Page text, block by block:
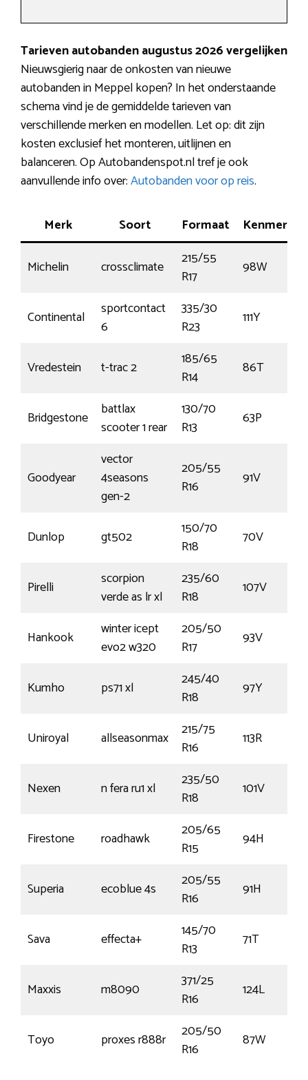
Tarieven autobanden augustus 2026 vergelijken
Nieuwsgierig naar de onkosten van nieuwe
autobanden in Meppel kopen? In het onderstaande
schema vind je de gemiddelde tarieven van
verschillende merken en modellen. Let op: dit zijn
kosten exclusief het monteren, uitlijnen en
balanceren. Op Autobandenspot.nl tref je ook
aanvullende info over:Autobanden voor op reis.
Merk Soort Formaat Kenmerk
Michelin crossclimate
215/55
R17
98W
Continental
sportcontact
6
335/30
R23
111Y
Vredestein t-trac 2
185/65
R14
86T
Bridgestone
battlax
scooter 1 rear
130/70
R13
63P
Goodyear
vector
4seasons
gen-2
205/55
R16
91V
Dunlop gt502
150/70
R18
70V
Pirelli
scorpion
verde as lr xl
235/60
R18
107V
Hankook
winter icept
evo2 w320
205/50
R17
93V
Kumho ps71 xl
245/40
R18
97Y
Uniroyal allseasonmax
215/75
R16
113R
Nexen n fera ru1 xl
235/50
R18
101V
Firestone roadhawk
205/65
R15
94H
Superia ecoblue 4s
205/55
R16
91H
Sava effecta+
145/70
R13
71T
Maxxis m8090
371/25
R16
124L
Toyo proxes r888r
205/50
R16
87W